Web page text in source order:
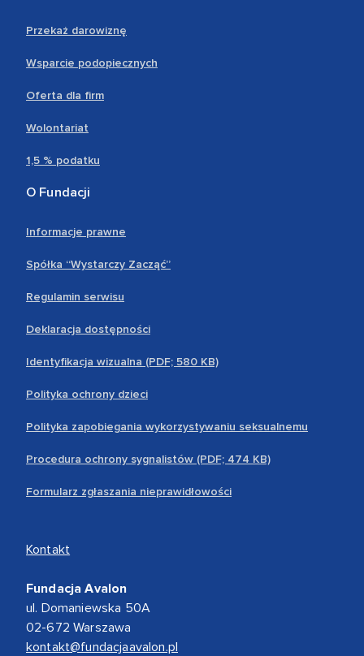
Przekaż darowiznę
Wsparcie podopiecznych
Oferta dla firm
Wolontariat
1,5 % podatku
O Fundacji
Informacje prawne
Spółka “Wystarczy Zacząć”
Regulamin serwisu
Deklaracja dostępności
Identyfikacja wizualna (PDF; 580 KB)
Polityka ochrony dzieci
Polityka zapobiegania wykorzystywaniu seksualnemu
Procedura ochrony sygnalistów (PDF; 474 KB)
Formularz zgłaszania nieprawidłowości
Kontakt
Fundacja Avalon
ul. Domaniewska 50A
02-672 Warszawa
kontakt@fundacjaavalon.pl